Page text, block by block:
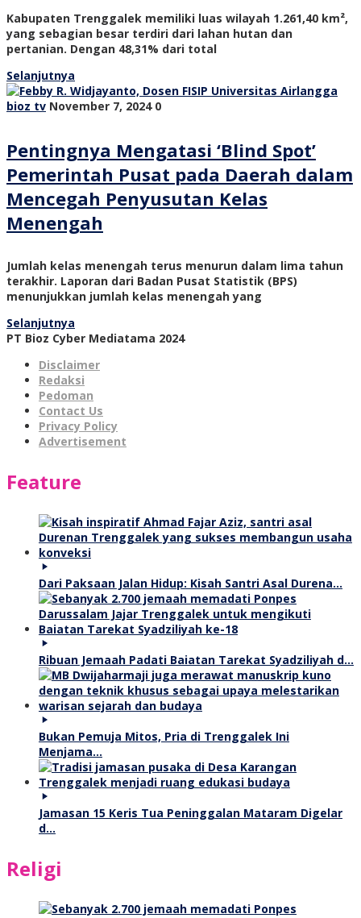
Kabupaten Trenggalek memiliki luas wilayah 1.261,40 km²,
yang sebagian besar terdiri dari lahan hutan dan
pertanian. Dengan 48,31% dari total
Selanjutnya
bioz tv November 7, 2024 0
Pentingnya Mengatasi ‘Blind Spot’
Pemerintah Pusat pada Daerah dalam
Mencegah Penyusutan Kelas
Menengah
Jumlah kelas menengah terus menurun dalam lima tahun
terakhir. Laporan dari Badan Pusat Statistik (BPS)
menunjukkan jumlah kelas menengah yang
Selanjutnya
PT Bioz Cyber Mediatama 2024
Disclaimer
Redaksi
Pedoman
Contact Us
Privacy Policy
Advertisement
Feature
Dari Paksaan Jalan Hidup: Kisah Santri Asal Durena…
Ribuan Jemaah Padati Baiatan Tarekat Syadziliyah d…
Bukan Pemuja Mitos, Pria di Trenggalek Ini
Menjama…
Jamasan 15 Keris Tua Peninggalan Mataram Digelar
d…
Religi